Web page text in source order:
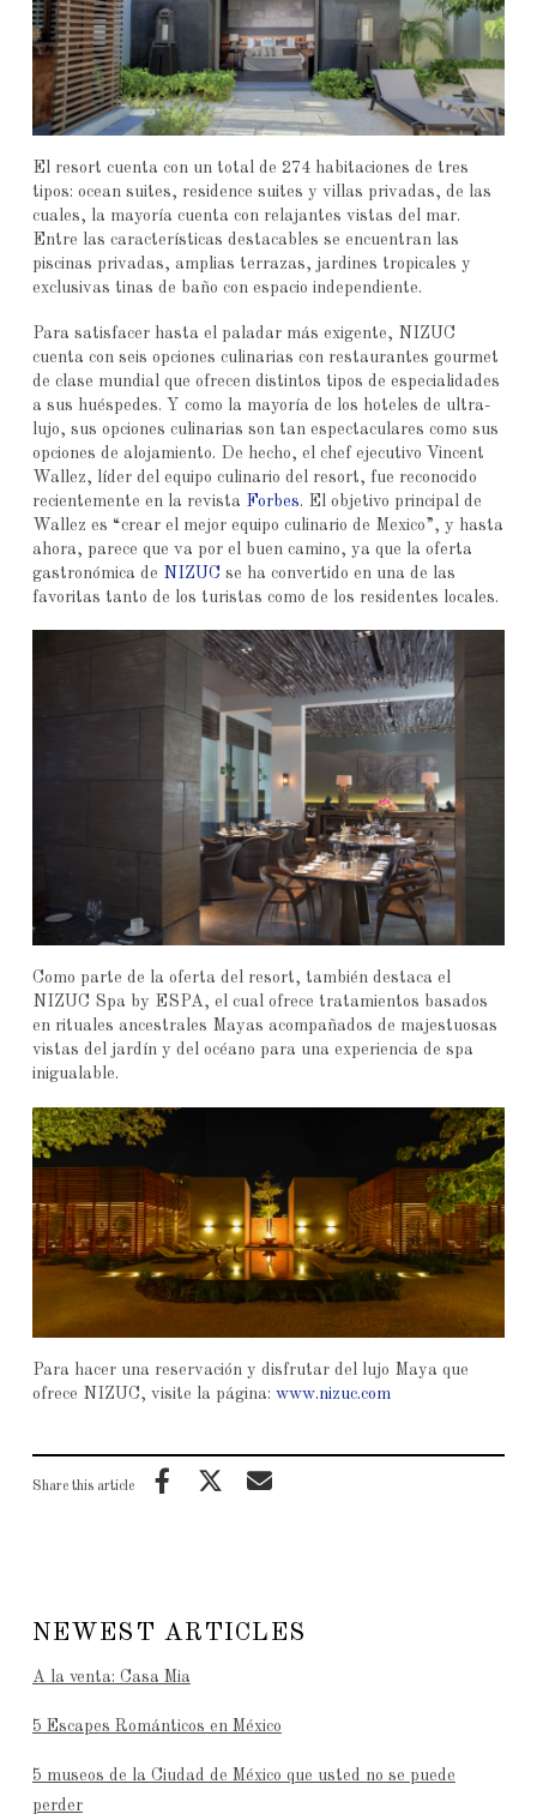
El resort cuenta con un total de 274 habitaciones de tres
tipos: ocean suites, residence suites y villas privadas, de las
cuales, la mayoría cuenta con relajantes vistas del mar.
Entre las características destacables se encuentran las
piscinas privadas, amplias terrazas, jardines tropicales y
exclusivas tinas de baño con espacio independiente.
Para satisfacer hasta el paladar más exigente, NIZUC
cuenta con seis opciones culinarias con restaurantes gourmet
de clase mundial que ofrecen distintos tipos de especialidades
a sus huéspedes. Y como la mayoría de los hoteles de ultra-
lujo, sus opciones culinarias son tan espectaculares como sus
opciones de alojamiento. De hecho, el chef ejecutivo Vincent
Wallez, líder del equipo culinario del resort, fue reconocido
recientemente en la revista
Forbes. El objetivo principal de
Wallez es “crear el mejor equipo culinario de Mexico”, y hasta
ahora, parece que va por el buen camino, ya que la oferta
gastronómica de
NIZUC se ha convertido en una de las
favoritas tanto de los turistas como de los residentes locales.
Como parte de la oferta del resort, también destaca el
NIZUC Spa by ESPA, el cual ofrece tratamientos basados
en rituales ancestrales Mayas acompañados de majestuosas
vistas del jardín y del océano para una experiencia de spa
inigualable.
Para hacer una reservación y disfrutar del lujo Maya que
ofrece NIZUC, visite la página: www.nizuc.com
Share this article
NEWEST ARTICLES
A la venta: Casa Mia
5 Escapes Románticos en México
5 museos de la Ciudad de México que usted no se puede
perder